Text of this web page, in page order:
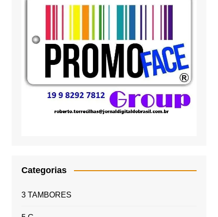
Categorias
3 TAMBORES